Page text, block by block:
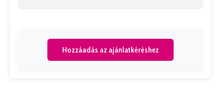
Hozzáadás az ajánlatkéréshez